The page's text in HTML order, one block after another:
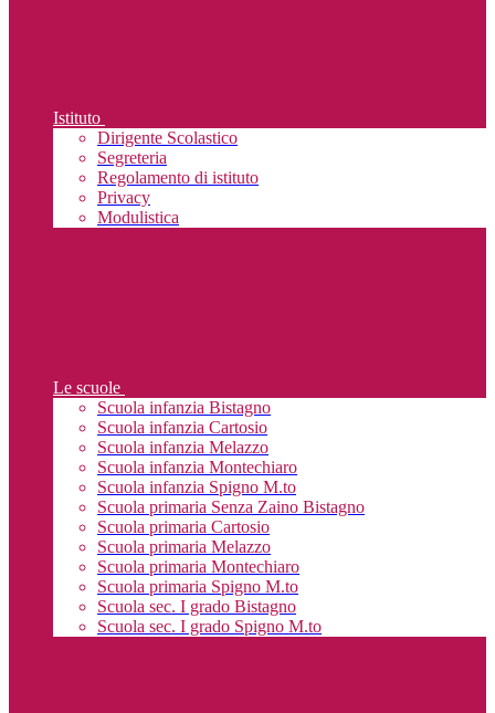
Istituto
Dirigente Scolastico
Segreteria
Regolamento di istituto
Privacy
Modulistica
Le scuole
Scuola infanzia Bistagno
Scuola infanzia Cartosio
Scuola infanzia Melazzo
Scuola infanzia Montechiaro
Scuola infanzia Spigno M.to
Scuola primaria Senza Zaino Bistagno
Scuola primaria Cartosio
Scuola primaria Melazzo
Scuola primaria Montechiaro
Scuola primaria Spigno M.to
Scuola sec. I grado Bistagno
Scuola sec. I grado Spigno M.to